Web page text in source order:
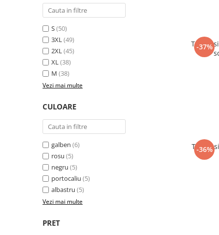
Pantaloni de protectie
Pentru copii
Pantaloni de lucru cu pieptar
Veste de lucru
Pentru femei
Bluze pentru femei
Jachete / Bluze salopeta
Pantaloni de lucru cu pieptar
Pantaloni de lucru in talie
Tricouri polo
Veste de lucru
S(50)
3XL(49)
2XL(45)
XL(38)
M (38)
Vezi mai multe
CULOARE
galben (6)
rosu (5)
negru (5)
portocaliu (5)
albastru (5)
Vezi mai multe
PRET
-37%
Tricou
-36%
Tricou